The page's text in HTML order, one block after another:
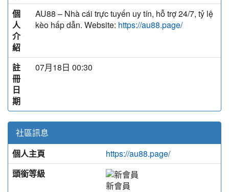
個
人
介
紹
AU88 – Nhà cái trực tuyến uy tín, hỗ trợ 24/7, tỷ lệ
kèo hấp dẫn. Website: https://au88.page/
註
冊
日
期
07月18日 00:30
社區訊息
個人主頁
https://au88.page/
頭銜等級
新會員